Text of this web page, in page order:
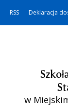
RSS Deklaracja
w